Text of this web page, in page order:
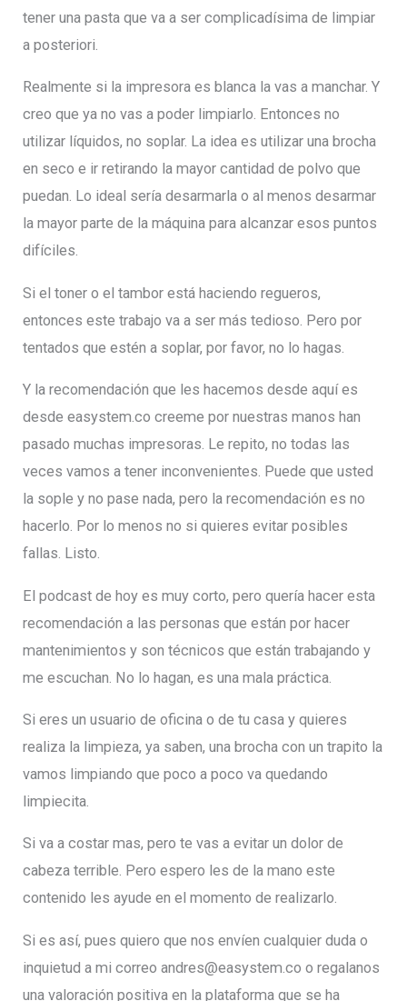
tener una pasta que va a ser complicadísima de limpiar
a posteriori.
Realmente si la impresora es blanca la vas a manchar. Y
creo que ya no vas a poder limpiarlo. Entonces no
utilizar líquidos, no soplar. La idea es utilizar una brocha
en seco e ir retirando la mayor cantidad de polvo que
puedan. Lo ideal sería desarmarla o al menos desarmar
la mayor parte de la máquina para alcanzar esos puntos
difíciles.
Si el toner o el tambor está haciendo regueros,
entonces este trabajo va a ser más tedioso. Pero por
tentados que estén a soplar, por favor, no lo hagas.
Y la recomendación que les hacemos desde aquí es
desde easystem.co creeme por nuestras manos han
pasado muchas impresoras. Le repito, no todas las
veces vamos a tener inconvenientes. Puede que usted
la sople y no pase nada, pero la recomendación es no
hacerlo. Por lo menos no si quieres evitar posibles
fallas. Listo.
El podcast de hoy es muy corto, pero quería hacer esta
recomendación a las personas que están por hacer
mantenimientos y son técnicos que están trabajando y
me escuchan. No lo hagan, es una mala práctica.
Si eres un usuario de oficina o de tu casa y quieres
realiza la limpieza, ya saben, una brocha con un trapito la
vamos limpiando que poco a poco va quedando
limpiecita.
Si va a costar mas, pero te vas a evitar un dolor de
cabeza terrible. Pero espero les de la mano este
contenido les ayude en el momento de realizarlo.
Si es así, pues quiero que nos envíen cualquier duda o
inquietud a mi correo andres@easystem.co o regalanos
una valoración positiva en la plataforma que se ha